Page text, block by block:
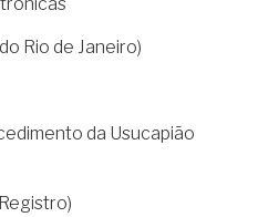
Rio de Janeiro)
da Usucapião